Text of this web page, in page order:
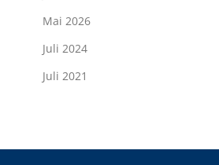
Mai 2026
Juli 2024
Juli 2021